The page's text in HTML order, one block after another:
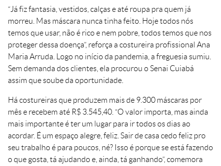
“Já fiz fantasia, vestidos, calças e até roupa pra quem já
morreu. Mas máscara nunca tinha feito. Hoje todos nós
temos que usar, não é rico e nem pobre, todos temos que nos
proteger dessa doença”, reforça a costureira profissional Ana
Maria Arruda. Logo no início da pandemia, a freguesia sumiu.
Sem demanda dos clientes, ela procurou o Senai Cuiabá
assim que soube da oportunidade.
Há costureiras que produzem mais de 9.300 máscaras por
mês e recebem até R$ 3.545,40. “O valor importa, mas ainda
mais importante é ter um lugar para ir todos os dias ao
acordar. É um espaço alegre, feliz. Sair de casa cedo feliz pro
seu trabalho é para poucos, né? Isso é porque se está fazendo
o que gosta, tá ajudando e, ainda, tá ganhando”, comemora